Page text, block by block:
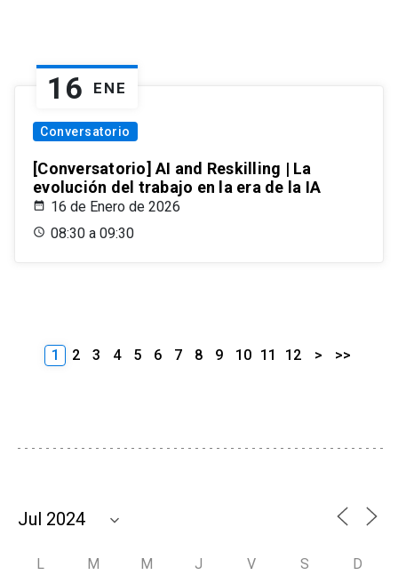
16 ENE
Conversatorio
[Conversatorio] AI and Reskilling | La
evolución del trabajo en la era de la IA
16 de Enero de 2026
08:30 a 09:30
1 2 3 4 5 6 7 8 9 10 11 12 > >>
L M M J V S D